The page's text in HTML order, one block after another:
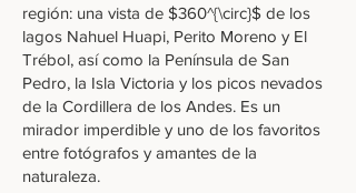
región: una vista de $360^{\circ}$ de los
lagos Nahuel Huapi, Perito Moreno y El
Trébol, así como la Península de San
Pedro, la Isla Victoria y los picos nevados
de la Cordillera de los Andes. Es un
mirador imperdible y uno de los favoritos
entre fotógrafos y amantes de la
naturaleza.